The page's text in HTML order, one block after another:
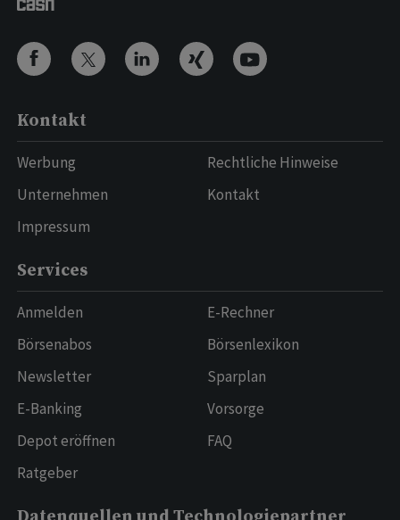
Kontakt
Werbung
Unternehmen
Impressum
Rechtliche Hinweise
Kontakt
Services
Anmelden
Börsenabos
Newsletter
E-Banking
Depot eröffnen
Ratgeber
E-Rechner
Börsenlexikon
Sparplan
Vorsorge
FAQ